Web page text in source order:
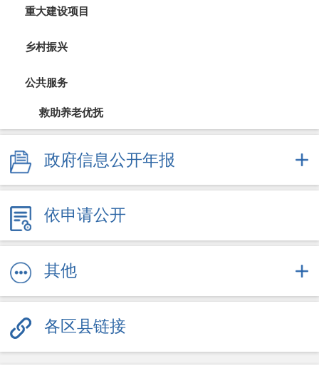
重大建设项目
乡村振兴
公共服务
救助养老优抚
医疗卫生（疫情防控）
文体旅游
其他服务信息
公共企事业信息
政府信息公开年报
依申请公开
其他
各区县链接